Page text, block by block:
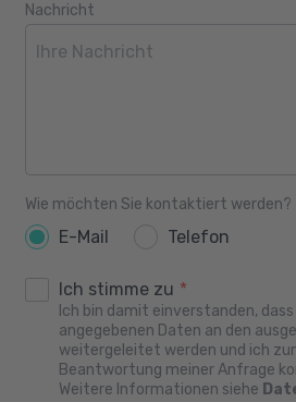
Nachricht
Wie möchten Sie kontaktiert werden?
E-Mail Telefon
Ich stimme zu *
Ich bin damit einverstanden,
angegebenen Daten an den
weitergeleitet werden und ich
Beantwortung meiner Anfrage
Weitere Informationen siehe